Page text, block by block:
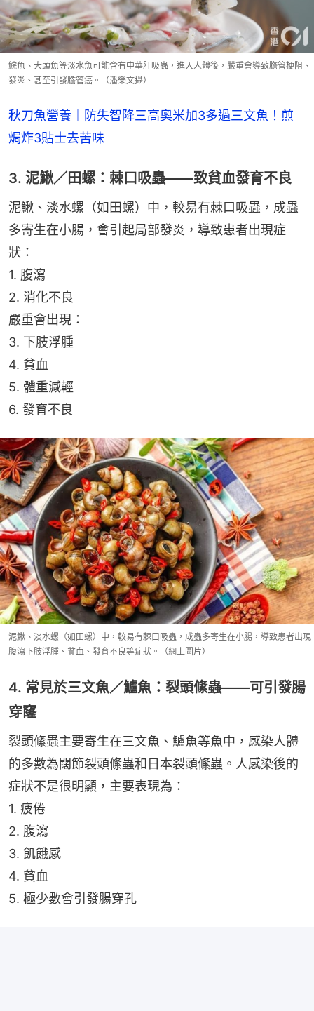
鯇魚、大頭魚等淡水魚可能含有中華肝吸蟲，進入人體後，嚴重會導致膽管梗阻、
發炎、甚至引發膽管癌。（潘樂文攝）
秋刀魚營養｜防失智降三高奧米加3多過三文魚！煎
焗炸3貼士去苦味
3. 泥鰍／田螺：棘口吸蟲——致貧血發育不良
泥鰍、淡水螺（如田螺）中，較易有棘口吸蟲，成蟲
多寄生在小腸，會引起局部發炎，導致患者出現症
狀：
1. 腹瀉
2. 消化不良
嚴重會出現：
3. 下肢浮腫
4. 貧血
5. 體重減輕
6. 發育不良
泥鰍、淡水螺（如田螺）中，較易有棘口吸蟲，成蟲多寄生在小腸，導致患者出現
腹瀉下肢浮腫、貧血、發育不良等症狀。（網上圖片）
4. 常見於三文魚／鱸魚：裂頭絛蟲——可引發腸
穿窿
裂頭絛蟲主要寄生在三文魚、鱸魚等魚中，感染人體
的多數為闊節裂頭絛蟲和日本裂頭絛蟲。人感染後的
症狀不是很明顯，主要表現為：
1. 疲倦
2. 腹瀉
3. 飢餓感
4. 貧血
5. 極少數會引發腸穿孔